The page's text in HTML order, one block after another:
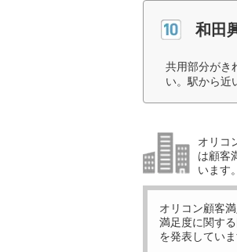
和田
共用部分がき
い。駅から近
オリコ
は顧客
います。
オリコン顧客
満足度に関す
を発表していま